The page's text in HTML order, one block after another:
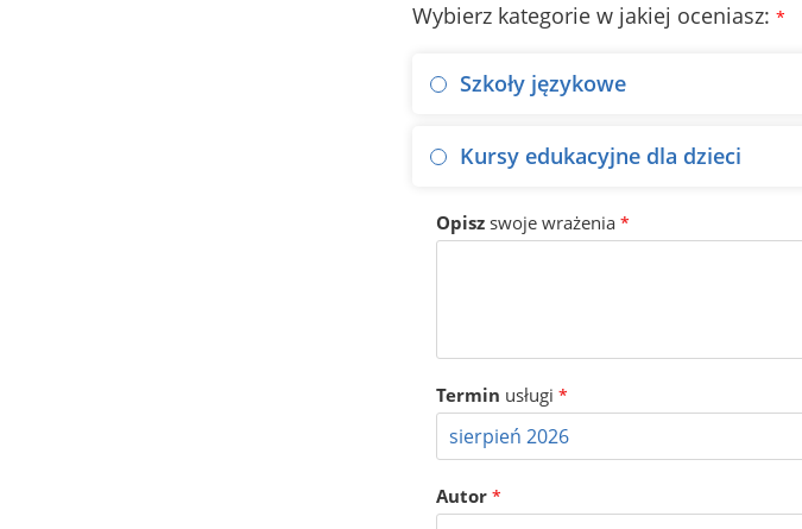
Wybierz kategorie w jakiej oceniasz: *
Szkoły językowe
Kursy edukacyjne dla dzieci
Opisz swoje wrażenia *
Termin usługi *
Autor *